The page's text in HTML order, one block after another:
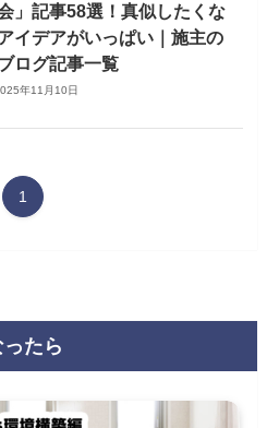
」記事58選！真似したくな
イデアがいっぱい｜施主の
ログ記事一覧
年11月10日
1
たら